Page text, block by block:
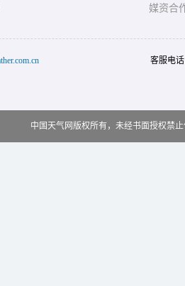
媒资合
客服电
中国天气网版权所有，未经书面授权